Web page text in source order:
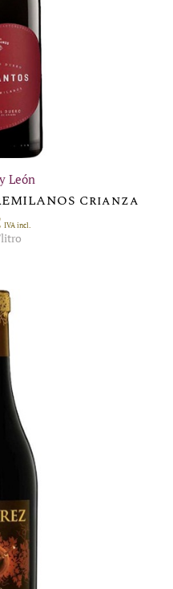
León
Crianza
IVA incl.